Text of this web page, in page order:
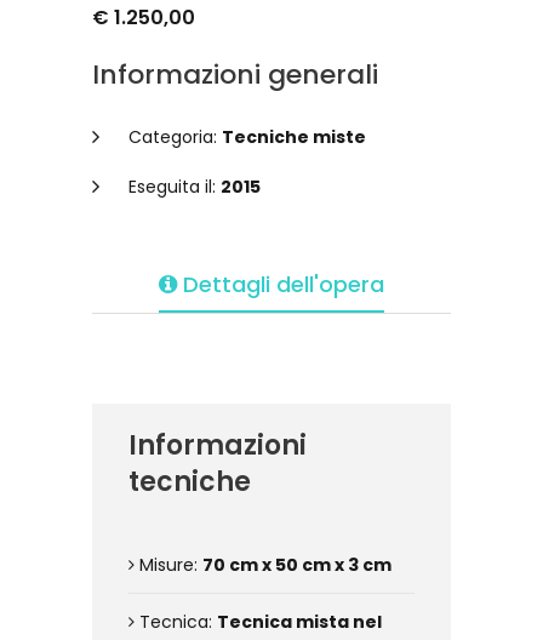
€ 1.250,00
Informazioni generali
Categoria: Tecniche miste
Eseguita il: 2015
Dettagli dell'opera
Informazioni
tecniche
Misure: 70 cm x 50 cm x 3 cm
Tecnica: Tecnica mista nel